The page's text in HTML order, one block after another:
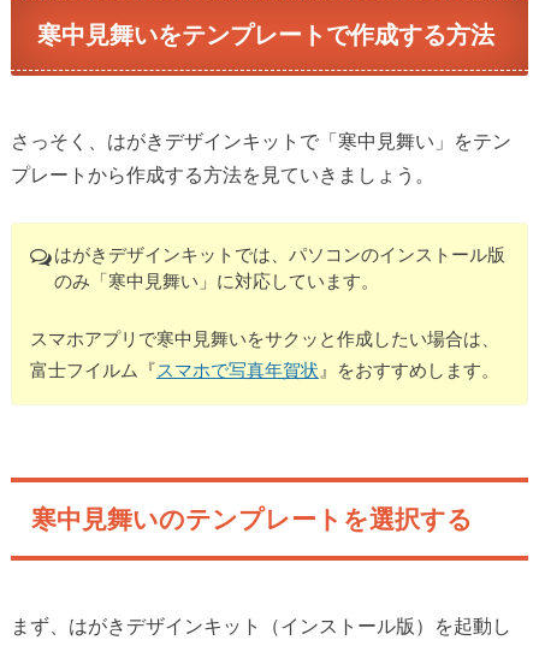
寒中見舞いをテンプレートで作成する方法
さっそく、はがきデザインキットで「寒中見舞い」をテン
プレートから作成する方法を見ていきましょう。
はがきデザインキットでは、パソコンのインストール版
のみ「寒中見舞い」に対応しています。
スマホアプリで寒中見舞いをサクッと作成したい場合は、
富士フイルム『スマホで写真年賀状 』をおすすめします。
寒中見舞いのテンプレートを選択する
まず、はがきデザインキット（インストール版）を起動し